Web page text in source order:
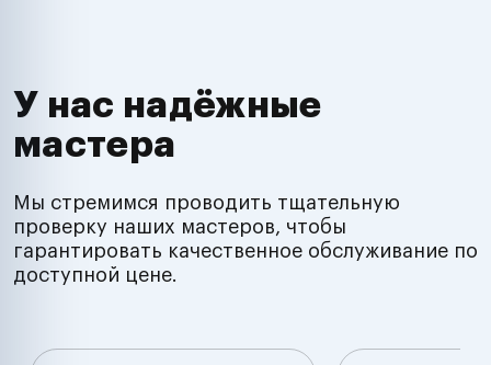
У нас надёжные
мастера
Мы стремимся проводить тщательную
проверку наших мастеров, чтобы
гарантировать качественное обслуживание по
доступной цене.